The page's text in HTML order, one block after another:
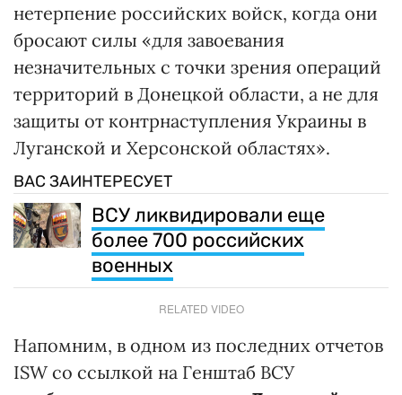
нетерпение российских войск, когда они
бросают силы «для завоевания
незначительных с точки зрения операций
территорий в Донецкой области, а не для
защиты от контрнаступления Украины в
Луганской и Херсонской областях».
ВАС ЗАИНТЕРЕСУЕТ
ВСУ ликвидировали еще
более 700 российских
военных
RELATED VIDEO
Напомним, в одном из последних отчетов
ISW со ссылкой на Генштаб ВСУ